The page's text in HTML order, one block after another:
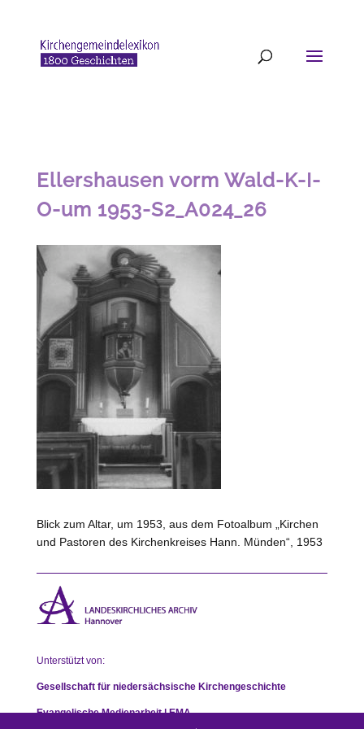
Ellershausen vorm Wald-K-I-
O-um 1953-S2_A024_26
Blick zum Altar, um 1953, aus dem Fotoalbum „Kirchen
und Pastoren des Kirchenkreises Hann. Münden“, 1953
Unterstützt von:
Gesellschaft für niedersächsische Kirchengeschichte
Evangelische Medienarbeit | EMA